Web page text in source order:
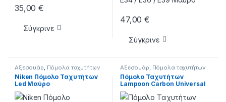
35,00€
Σύγκρινε
47,00€
Σύγκρινε
Αξεσουάρ, Πόμολα ταχυτήτων
Niken Πόμολο Ταχυτήτων
Led Μαύρο
Αξεσουάρ, Πόμολα ταχυτήτων
Πόμολο Ταχυτήτων
Lampoon Carbon Universal
Μαύρο